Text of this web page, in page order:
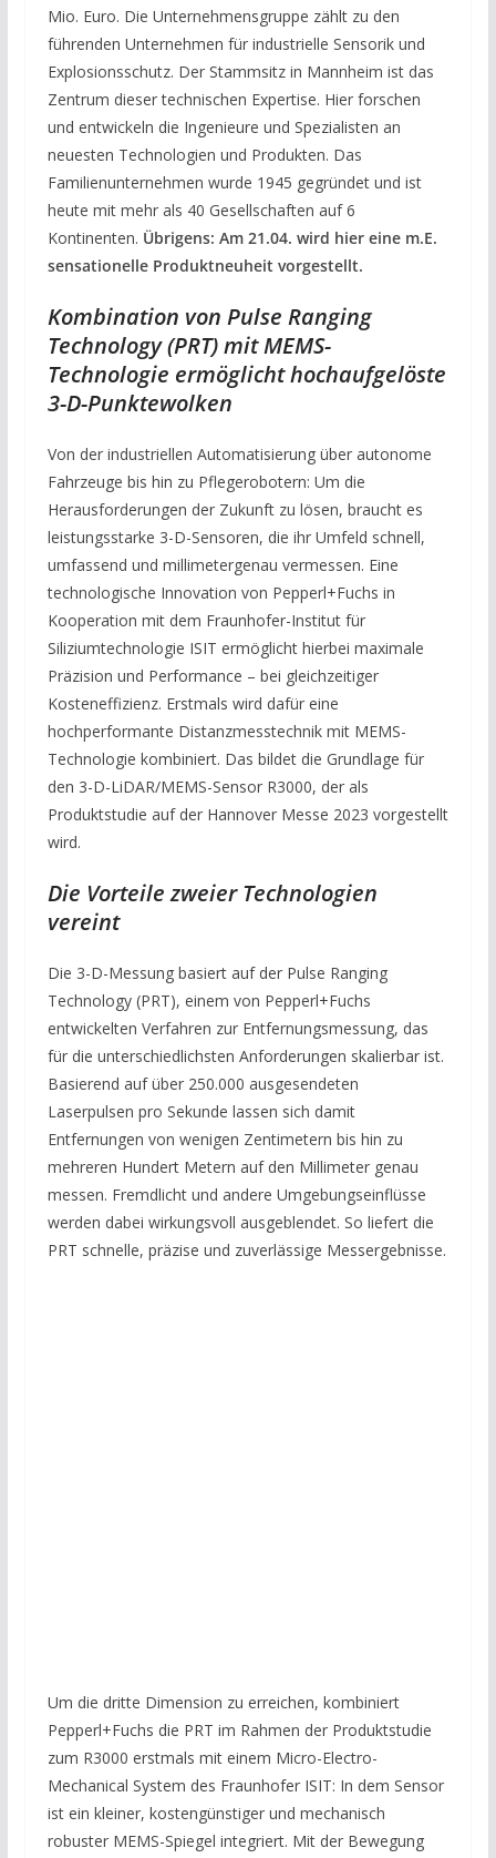
Mio. Euro. Die Unternehmensgruppe zählt zu den
führenden Unternehmen für industrielle Sensorik und
Explosionsschutz. Der Stammsitz in Mannheim ist das
Zentrum dieser technischen Expertise. Hier forschen
und entwickeln die Ingenieure und Spezialisten an
neuesten Technologien und Produkten. Das
Familienunternehmen wurde 1945 gegründet und ist
heute mit mehr als 40 Gesellschaften auf 6
Kontinenten. Übrigens: Am 21.04. wird hier eine m.E.
sensationelle Produktneuheit vorgestellt.
Kombination von Pulse Ranging
Technology (PRT) mit MEMS-
Technologie ermöglicht hochaufgelöste
3-D-Punktewolken
Von der industriellen Automatisierung über autonome
Fahrzeuge bis hin zu Pflegerobotern: Um die
Herausforderungen der Zukunft zu lösen, braucht es
leistungsstarke 3-D-Sensoren, die ihr Umfeld schnell,
umfassend und millimetergenau vermessen. Eine
technologische Innovation von Pepperl+Fuchs in
Kooperation mit dem Fraunhofer-Institut für
Siliziumtechnologie ISIT ermöglicht hierbei maximale
Präzision und Performance – bei gleichzeitiger
Kosteneffizienz. Erstmals wird dafür eine
hochperformante Distanzmesstechnik mit MEMS-
Technologie kombiniert. Das bildet die Grundlage für
den 3-D-LiDAR/MEMS-Sensor R3000, der als
Produktstudie auf der Hannover Messe 2023 vorgestellt
wird.
Die Vorteile zweier Technologien
vereint
Die 3-D-Messung basiert auf der Pulse Ranging
Technology (PRT), einem von Pepperl+Fuchs
entwickelten Verfahren zur Entfernungsmessung, das
für die unterschiedlichsten Anforderungen skalierbar ist.
Basierend auf über 250.000 ausgesendeten
Laserpulsen pro Sekunde lassen sich damit
Entfernungen von wenigen Zentimetern bis hin zu
mehreren Hundert Metern auf den Millimeter genau
messen. Fremdlicht und andere Umgebungseinflüsse
werden dabei wirkungsvoll ausgeblendet. So liefert die
PRT schnelle, präzise und zuverlässige Messergebnisse.
Um die dritte Dimension zu erreichen, kombiniert
Pepperl+Fuchs die PRT im Rahmen der Produktstudie
zum R3000 erstmals mit einem Micro-Electro-
Mechanical System des Fraunhofer ISIT: In dem Sensor
ist ein kleiner, kostengünstiger und mechanisch
robuster MEMS-Spiegel integriert. Mit der Bewegung